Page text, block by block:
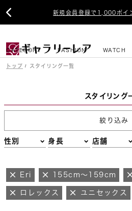
新規会員登録で1,000ポイ

CATEGORY FASHION WATCH
トップ スタイリング一覧
スタイリング
絞り込み
性別 身長 店舗
Eri 155cm～159cm
ロレックス ユニセックス